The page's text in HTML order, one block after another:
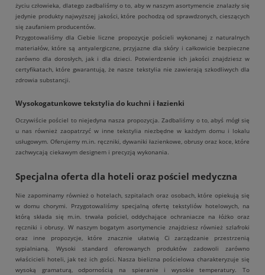
życiu człowieka, dlatego zadbaliśmy o to, aby w naszym asortymencie znalazły się
jedynie produkty najwyższej jakości, które pochodzą od sprawdzonych, cieszących
się zaufaniem producentów.
Przygotowaliśmy dla Ciebie liczne propozycje pościeli wykonanej z naturalnych
materiałów, które są antyalergiczne, przyjazne dla skóry i całkowicie bezpieczne
zarówno dla dorosłych, jak i dla dzieci. Potwierdzenie ich jakości znajdziesz w
certyfikatach, które gwarantują, że nasze tekstylia nie zawierają szkodliwych dla
zdrowia substancji.
Wysokogatunkowe tekstylia do kuchni i łazienki
Oczywiście pościel to niejedyna nasza propozycja. Zadbaliśmy o to, abyś mógł się
u nas również zaopatrzyć w inne tekstylia niezbędne w każdym domu i lokalu
usługowym. Oferujemy m.in. ręczniki, dywaniki łazienkowe, obrusy oraz koce, które
zachwycają ciekawym designem i precyzją wykonania.
Specjalna oferta dla hoteli oraz pościel medyczna
Nie zapominamy również o hotelach, szpitalach oraz osobach, które opiekują się
w domu chorymi. Przygotowaliśmy specjalną ofertę tekstyliów hotelowych, na
którą składa się m.in. trwała pościel, oddychające ochraniacze na łóżko oraz
ręczniki i obrusy. W naszym bogatym asortymencie znajdziesz również szlafroki
oraz inne propozycje, które znacznie ułatwią Ci zarządzanie przestrzenią
sypialnianą. Wysoki standard oferowanych produktów zadowoli zarówno
właścicieli hoteli, jak też ich gości. Nasza bielizna pościelowa charakteryzuje się
wysoką gramaturą, odpornością na spieranie i wysokie temperatury. To